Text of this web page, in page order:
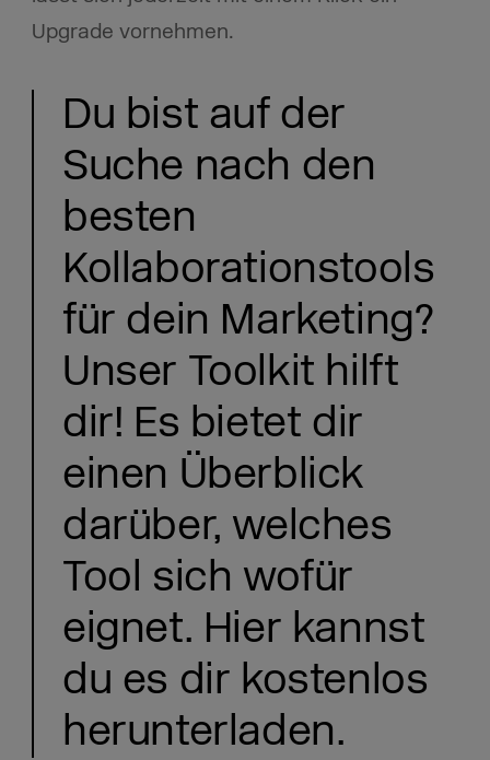
Upgrade vornehmen.
Du bist auf der
Suche nach den
besten
Kollaborationstools
für dein Marketing?
Unser Toolkit hilft
dir! Es bietet dir
einen Überblick
darüber, welches
Tool sich wofür
eignet. Hier kannst
du es dir kostenlos
herunterladen.